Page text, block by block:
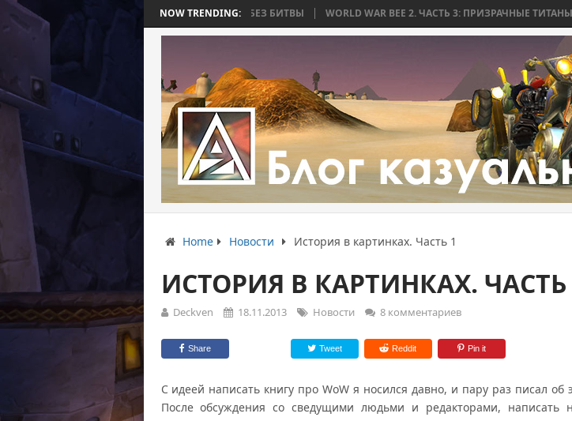
NOW TRENDING:
КОТОРАЯ ЗАКОНЧИЛАСЬ БЕЗ БИТВЫ WORLD WAR BEE 2. ЧАСТЬ 3: ПРИЗРАЧНЫЕ ТИТАНЫ И ОСАДА НА
Home Новости История в картинках. Часть 1
ИСТОРИЯ В КАРТИНКАХ. ЧАСТЬ
Deckven 18.11.2013 Новости 8 комментариев
Share Tweet Reddit Pin it
С идеей написать книгу про WoW я носился давно, и пару раз писал об
После обсуждения со сведущими людьми и редакторами, написать